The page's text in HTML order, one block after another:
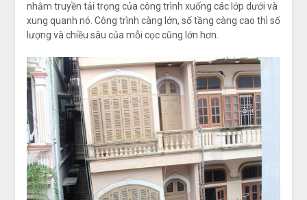
nhằm truyền tải trọng của công trình xuống các lớp dưới và
xung quanh nó. Công trình càng lớn, số tầng càng cao thì số
lượng và chiều sâu của mỗi cọc cũng lớn hơn.